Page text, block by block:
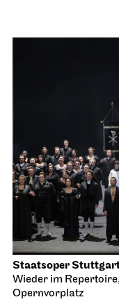
Staatsoper
Wieder im
Opernvorplatz